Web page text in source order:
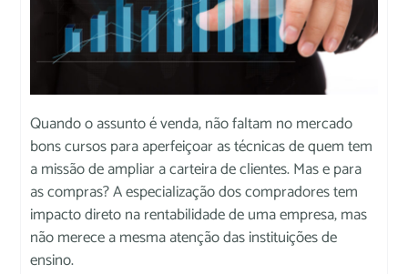
Quando o assunto é venda, não faltam no mercado
bons cursos para aperfeiçoar as técnicas de quem tem
a missão de ampliar a carteira de clientes. Mas e para
as compras? A especialização dos compradores tem
impacto direto na rentabilidade de uma empresa, mas
não merece a mesma atenção das instituições de
ensino.